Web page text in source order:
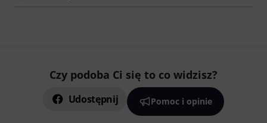
Czy podoba Ci się to co widzisz?
Udostępnij Pomoc i opinie